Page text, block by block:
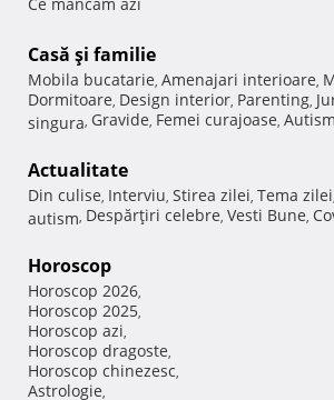
Ce mancam azi
Casă şi familie
Mobila bucatarie, Amenajari interioare,
Dormitoare, Design interior, Parenting,
singura, Gravide, Femei curajoase, Autism
Actualitate
Din culise, Interviu, Stirea zilei, Tema zilei,
autism, Despărţiri celebre, Vesti Bune,
Horoscop
Horoscop 2026,
Horoscop 2025,
Horoscop azi,
Horoscop dragoste,
Horoscop chinezesc,
Astrologie,